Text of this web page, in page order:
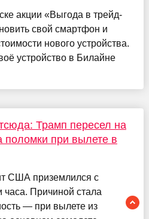
акции «Выгода в трейд-
свой смартфон и
нового устройства.
устройство в Билайне
Трамп пересел на
поломки при вылете в
США приземлился с
часа. Причиной стала
— при вылете из